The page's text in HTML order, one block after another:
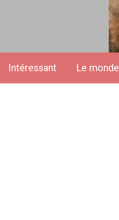
Intéressant Le